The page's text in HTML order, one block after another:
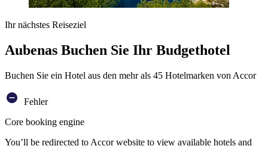
Ihr nächstes Reiseziel
Aubenas Buchen Sie Ihr Budgethotel
Buchen Sie ein Hotel aus den mehr als 45 Hotelmarken von Accor
Fehler
Core booking engine
You’ll be redirected to Accor website to view available hotels and